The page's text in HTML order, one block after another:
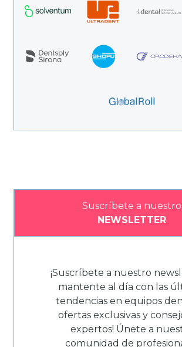
Suscríbete a nuestro
NEWSLETTER
¡Suscríbete a nuestro
mantente al día con las
tendencias en equipos
ofertas exclusivas y
expertos! Únete a
comunidad de